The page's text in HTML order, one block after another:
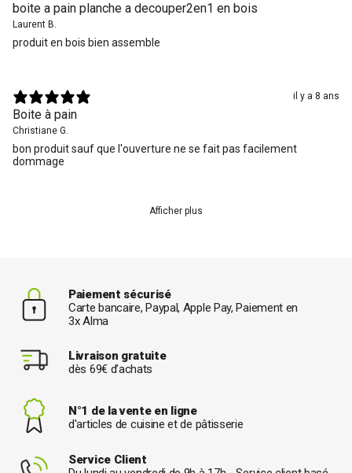
boite a pain planche a decouper2en1 en bois
Laurent B.
produit en bois bien assemble
il y a 8 ans
Boite à pain
Christiane G.
bon produit sauf que l'ouverture ne se fait pas facilement
dommage
Afficher plus
Paiement sécurisé
Carte bancaire, Paypal, Apple Pay, Paiement en
3x Alma
Livraison gratuite
dès 69€ d’achats
N°1 de la vente en ligne
d'articles de cuisine et de pâtisserie
Service Client